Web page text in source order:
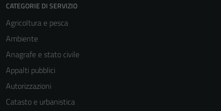
CATEGORIE DI SERVIZIO
Agricoltura e pesca
Ambiente
Anagrafe e stato civile
Appalti pubblici
Autorizzazioni
Catasto e urbanistica